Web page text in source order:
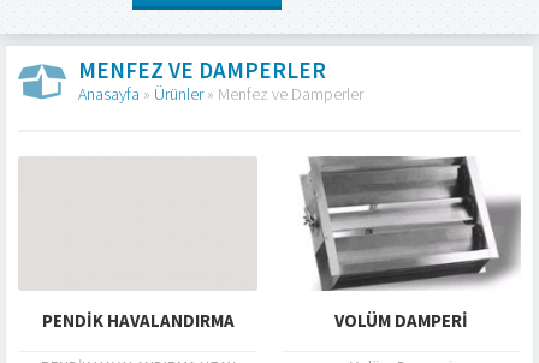
MENFEZ VE DAMPERLER
Anasayfa » Ürünler» Menfez ve Damperler
PENDİK HAVALANDIRMA VOLÜM DAMPERI